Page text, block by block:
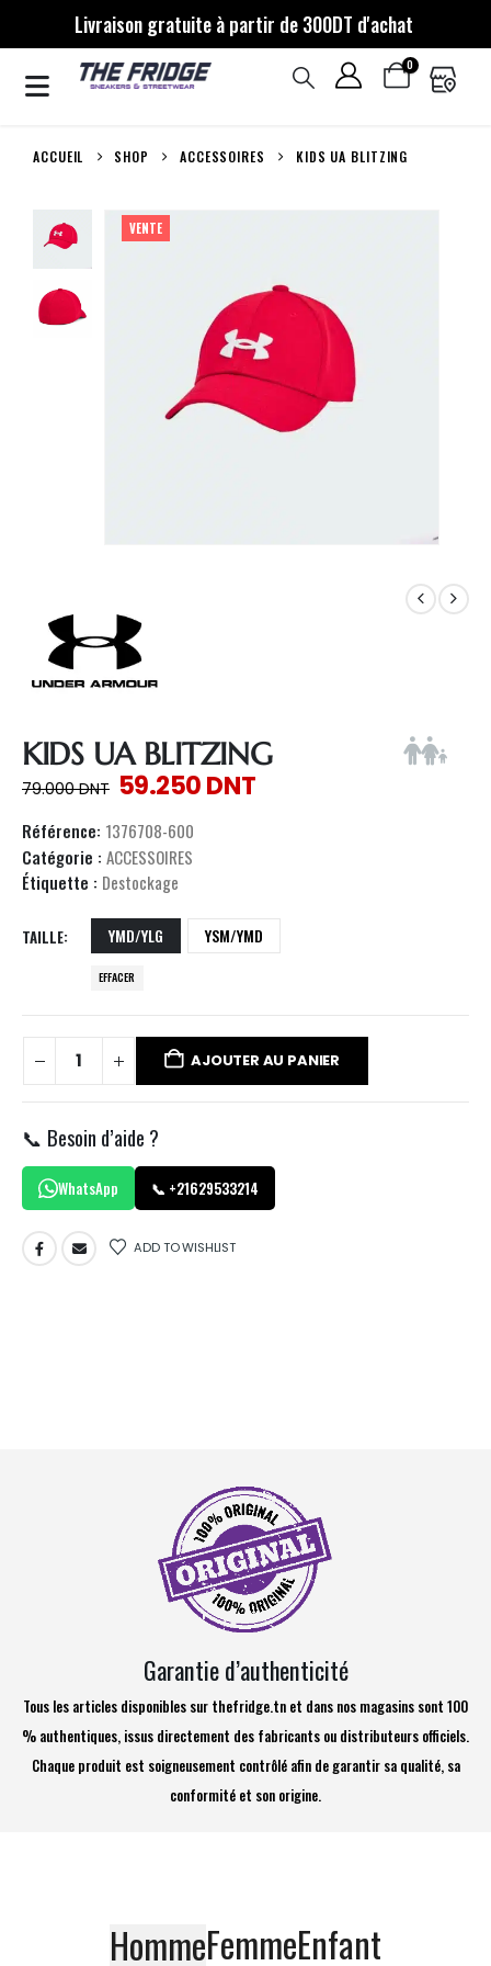
Livraison gratuite à partir de 300DT d'achat
0
ACCUEIL SHOP ACCESSOIRES KIDS UA BLITZING
VENTE
KIDS UA BLITZING
79.000DNT 59.250DNT
Référence: 1376708-600
Catégorie : ACCESSOIRES
Étiquette : Destockage
TAILLE YMD/YLG YSM/YMD
EFFACER
AJOUTER AU PANIER
📞 Besoin d’aide ?
WhatsApp 📞 +21629533214
ADD TO WISHLIST
Garantie d’authenticité
Tous les articles disponibles sur thefridge.tn et dans nos magasins sont 100
% authentiques, issus directement des fabricants ou distributeurs officiels.
Chaque produit est soigneusement contrôlé afin de garantir sa qualité, sa
conformité et son origine.
HommeFemmeEnfant